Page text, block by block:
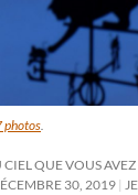
photos.
QUE VOUS
30, 2019